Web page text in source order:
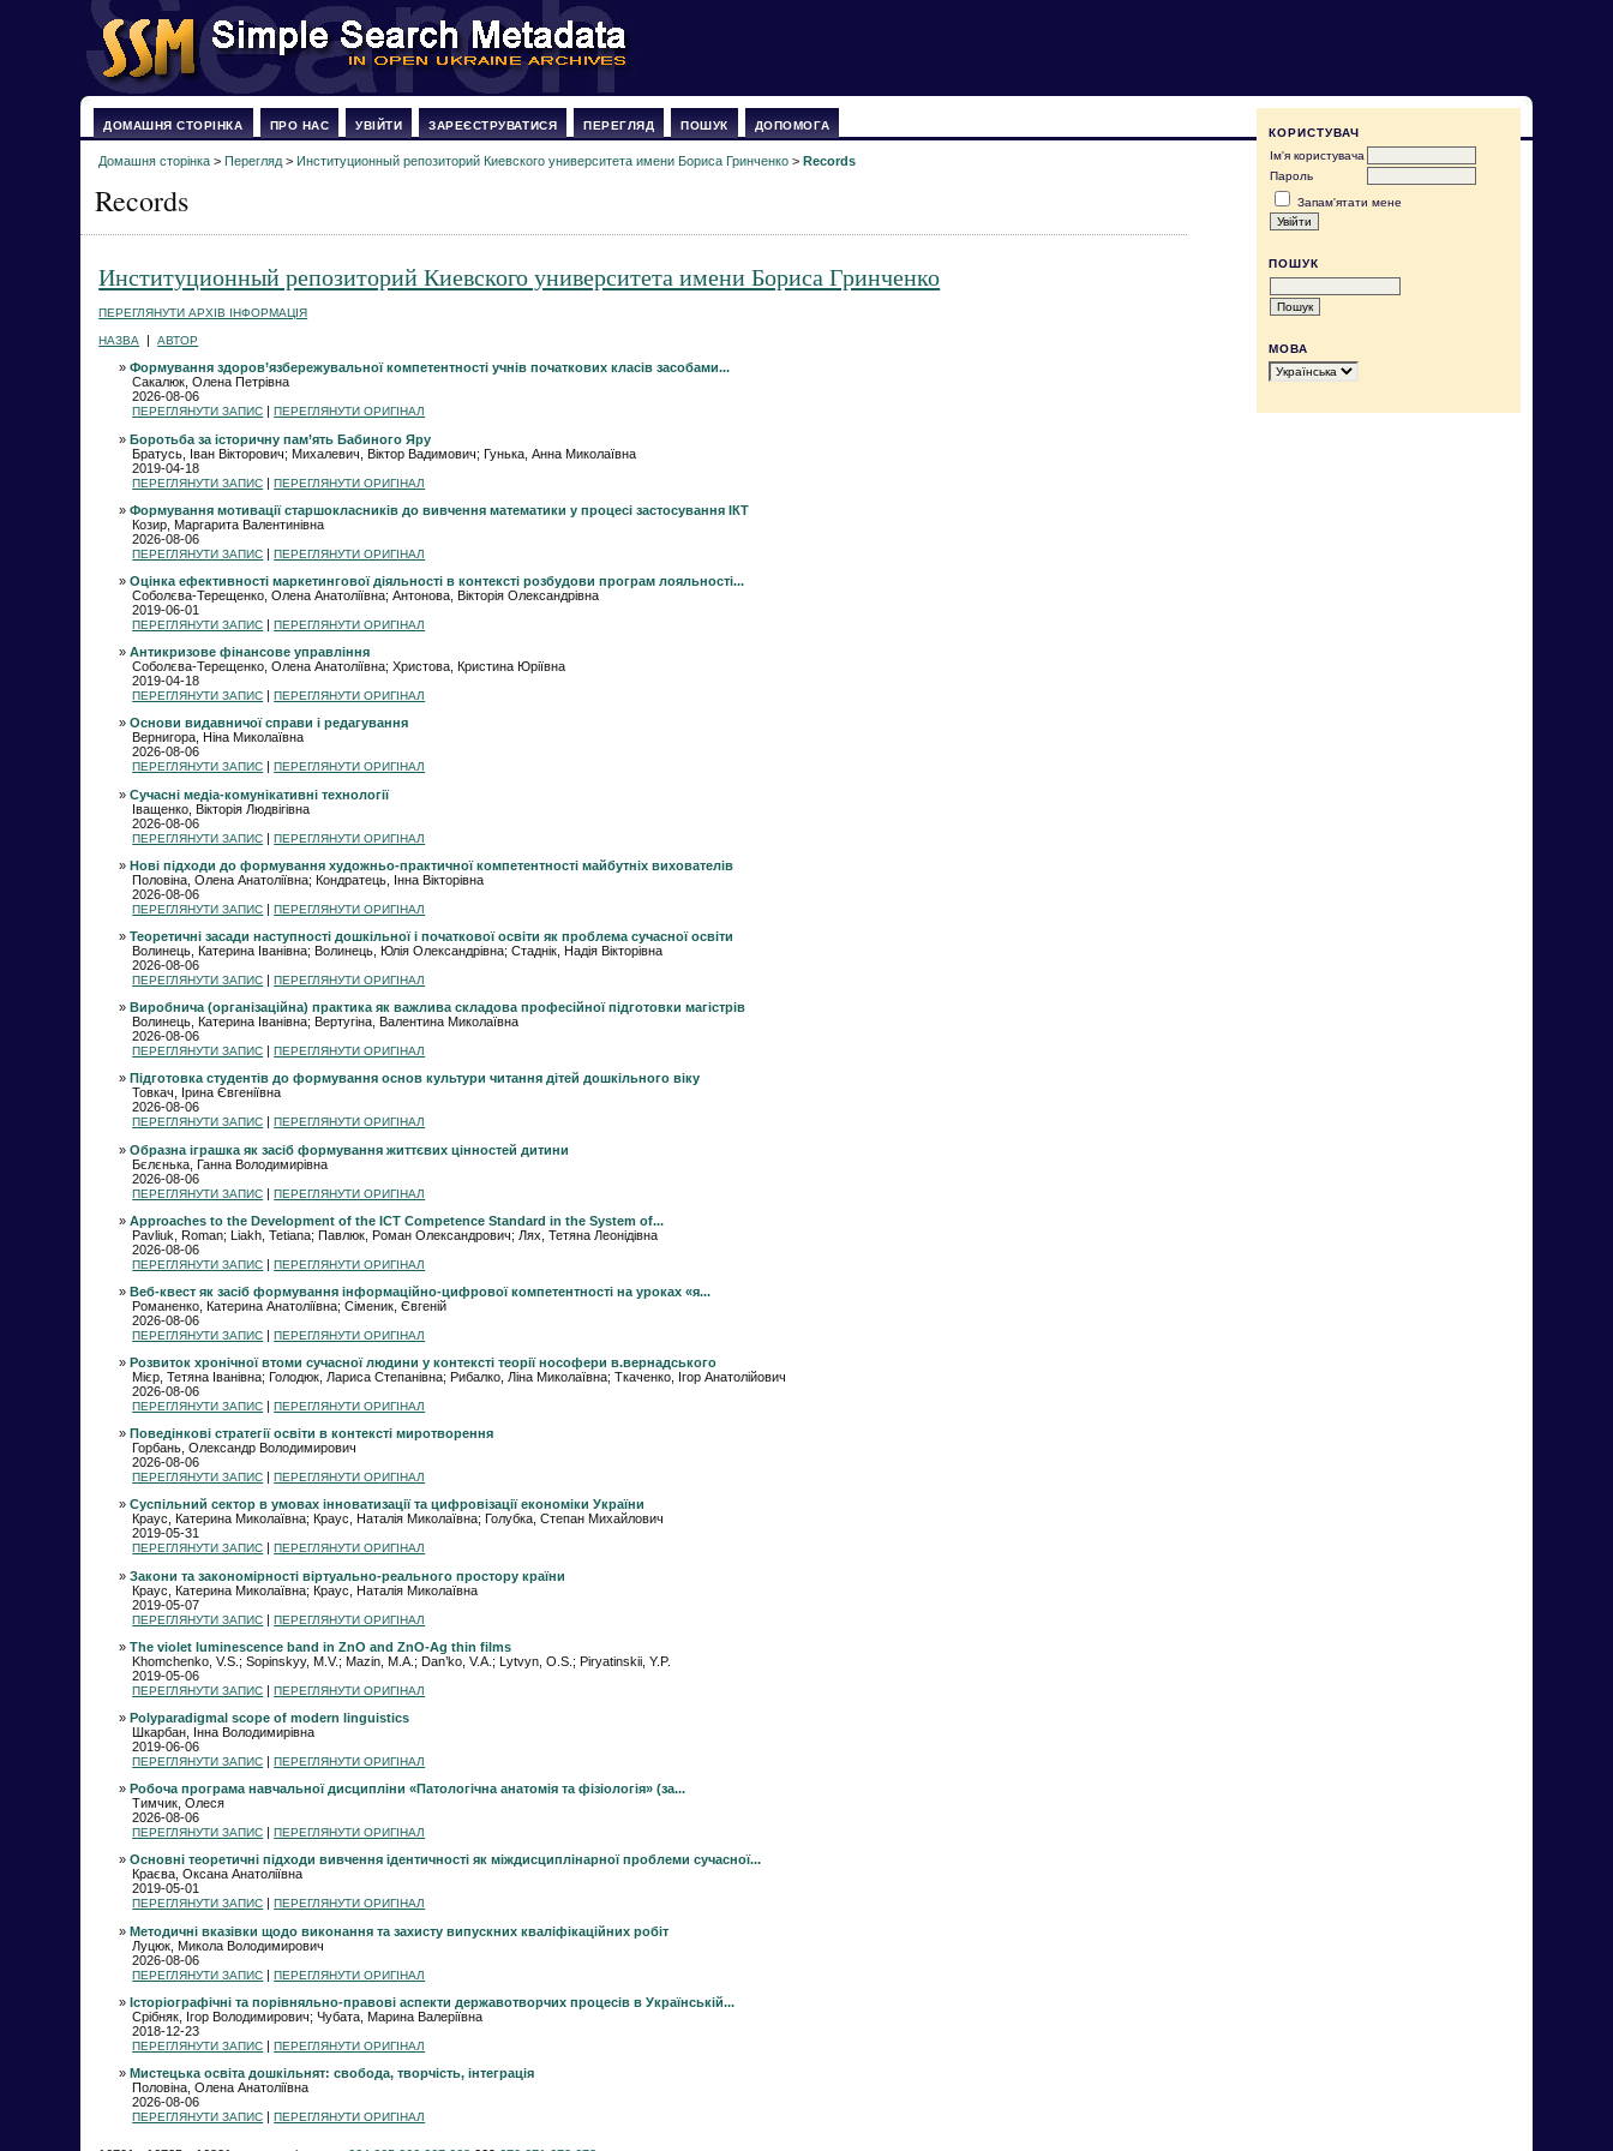
КОРИСТУВАЧ
Ім'я користувача
Пароль
Запам'ятати мене
ПОШУК
МОВА
ДОМАШНЯ СТОРІНКА ПРО НАС УВІЙТИ ЗАРЕЄСТРУВАТИСЯ ПЕРЕГЛЯД ПОШУК ДОПОМОГА
Домашня сторінка >Перегляд > Институционный репозиторий Киевского университета имени Бориса Гринченко >Records
Records
Институционный репозиторий Киевского университета имени Бориса Гринченко
ПЕРЕГЛЯНУТИ АРХІВ ІНФОРМАЦІЯ
НАЗВА |АВТОР
» Формування здоров’язбережувальної компетентності учнів початкових класів засобами...
Сакалюк, Олена Петрівна
2026-08-06
ПЕРЕГЛЯНУТИ ЗАПИС |ПЕРЕГЛЯНУТИ ОРИГІНАЛ
» Боротьба за історичну пам’ять Бабиного Яру
Братусь, Іван Вікторович; Михалевич, Віктор Вадимович; Гунька, Анна Миколаївна
2019-04-18
ПЕРЕГЛЯНУТИ ЗАПИС |ПЕРЕГЛЯНУТИ ОРИГІНАЛ
» Формування мотивації старшокласників до вивчення математики у процесі застосування ІКТ
Козир, Маргарита Валентинівна
2026-08-06
ПЕРЕГЛЯНУТИ ЗАПИС |ПЕРЕГЛЯНУТИ ОРИГІНАЛ
» Оцінка ефективності маркетингової діяльності в контексті розбудови програм лояльності...
Соболєва-Терещенко, Олена Анатоліївна; Антонова, Вікторія Олександрівна
2019-06-01
ПЕРЕГЛЯНУТИ ЗАПИС |ПЕРЕГЛЯНУТИ ОРИГІНАЛ
» Антикризове фінансове управління
Соболєва-Терещенко, Олена Анатоліївна; Христова, Кристина Юріївна
2019-04-18
ПЕРЕГЛЯНУТИ ЗАПИС |ПЕРЕГЛЯНУТИ ОРИГІНАЛ
» Основи видавничої справи і редагування
Вернигора, Ніна Миколаївна
2026-08-06
ПЕРЕГЛЯНУТИ ЗАПИС |ПЕРЕГЛЯНУТИ ОРИГІНАЛ
» Сучасні медіа-комунікативні технології
Іващенко, Вікторія Людвігівна
2026-08-06
ПЕРЕГЛЯНУТИ ЗАПИС |ПЕРЕГЛЯНУТИ ОРИГІНАЛ
» Нові підходи до формування художньо-практичної компетентності майбутніх вихователів
Половіна, Олена Анатоліївна; Кондратець, Інна Вікторівна
2026-08-06
ПЕРЕГЛЯНУТИ ЗАПИС |ПЕРЕГЛЯНУТИ ОРИГІНАЛ
» Теоретичні засади наступності дошкільної і початкової освіти як проблема сучасної освіти
Волинець, Катерина Іванівна; Волинець, Юлія Олександрівна; Стаднік, Надія Вікторівна
2026-08-06
ПЕРЕГЛЯНУТИ ЗАПИС |ПЕРЕГЛЯНУТИ ОРИГІНАЛ
» Виробнича (організаційна) практика як важлива складова професійної підготовки магістрів
Волинець, Катерина Іванівна; Вертугіна, Валентина Миколаївна
2026-08-06
ПЕРЕГЛЯНУТИ ЗАПИС |ПЕРЕГЛЯНУТИ ОРИГІНАЛ
» Підготовка студентів до формування основ культури читання дітей дошкільного віку
Товкач, Ірина Євгеніївна
2026-08-06
ПЕРЕГЛЯНУТИ ЗАПИС |ПЕРЕГЛЯНУТИ ОРИГІНАЛ
» Образна іграшка як засіб формування життєвих цінностей дитини
Бєлєнька, Ганна Володимирівна
2026-08-06
ПЕРЕГЛЯНУТИ ЗАПИС |ПЕРЕГЛЯНУТИ ОРИГІНАЛ
» Approaches to the Development of the ICT Competence Standard in the System of...
Pavliuk, Roman; Liakh, Tetiana; Павлюк, Роман Олександрович; Лях, Тетяна Леонідівна
2026-08-06
ПЕРЕГЛЯНУТИ ЗАПИС |ПЕРЕГЛЯНУТИ ОРИГІНАЛ
» Веб-квест як засіб формування інформаційно-цифрової компетентності на уроках «я...
Романенко, Катерина Анатоліївна; Сіменик, Євгеній
2026-08-06
ПЕРЕГЛЯНУТИ ЗАПИС |ПЕРЕГЛЯНУТИ ОРИГІНАЛ
» Розвиток хронічної втоми сучасної людини у контексті теорії нософери в.вернадського
Мієр, Тетяна Іванівна; Голодюк, Лариса Степанівна; Рибалко, Ліна Миколаївна; Ткаченко, Ігор Анатолійович
2026-08-06
ПЕРЕГЛЯНУТИ ЗАПИС |ПЕРЕГЛЯНУТИ ОРИГІНАЛ
» Поведінкові стратегії освіти в контексті миротворення
Горбань, Олександр Володимирович
2026-08-06
ПЕРЕГЛЯНУТИ ЗАПИС |ПЕРЕГЛЯНУТИ ОРИГІНАЛ
» Суспільний сектор в умовах інноватизації та цифровізації економіки України
Краус, Катерина Миколаївна; Краус, Наталія Миколаївна; Голубка, Степан Михайлович
2019-05-31
ПЕРЕГЛЯНУТИ ЗАПИС |ПЕРЕГЛЯНУТИ ОРИГІНАЛ
» Закони та закономірності віртуально-реального простору країни
Краус, Катерина Миколаївна; Краус, Наталія Миколаївна
2019-05-07
ПЕРЕГЛЯНУТИ ЗАПИС |ПЕРЕГЛЯНУТИ ОРИГІНАЛ
» The violet luminescence band in ZnO and ZnO-Ag thin films
Khomchenko, V.S.; Sopinskyy, M.V.; Mazin, M.A.; Dan’ko, V.A.; Lytvyn, O.S.; Piryatinskii, Y.P.
2019-05-06
ПЕРЕГЛЯНУТИ ЗАПИС |ПЕРЕГЛЯНУТИ ОРИГІНАЛ
» Polyparadigmal scope of modern linguistics
Шкарбан, Інна Володимирівна
2019-06-06
ПЕРЕГЛЯНУТИ ЗАПИС |ПЕРЕГЛЯНУТИ ОРИГІНАЛ
» Робоча програма навчальної дисципліни «Патологічна анатомія та фізіологія» (за...
Тимчик, Олеся
2026-08-06
ПЕРЕГЛЯНУТИ ЗАПИС |ПЕРЕГЛЯНУТИ ОРИГІНАЛ
» Основні теоретичні підходи вивчення ідентичності як міждисциплінарної проблеми сучасної...
Краєва, Оксана Анатоліївна
2019-05-01
ПЕРЕГЛЯНУТИ ЗАПИС |ПЕРЕГЛЯНУТИ ОРИГІНАЛ
» Методичні вказівки щодо виконання та захисту випускних кваліфікаційних робіт
Луцюк, Микола Володимирович
2026-08-06
ПЕРЕГЛЯНУТИ ЗАПИС |ПЕРЕГЛЯНУТИ ОРИГІНАЛ
» Історіографічні та порівняльно-правові аспекти державотворчих процесів в Українській...
Срібняк, Ігор Володимирович; Чубата, Марина Валеріївна
2018-12-23
ПЕРЕГЛЯНУТИ ЗАПИС |ПЕРЕГЛЯНУТИ ОРИГІНАЛ
» Мистецька освіта дошкільнят: свобода, творчість, інтеграція
Половіна, Олена Анатоліївна
2026-08-06
ПЕРЕГЛЯНУТИ ЗАПИС |ПЕРЕГЛЯНУТИ ОРИГІНАЛ